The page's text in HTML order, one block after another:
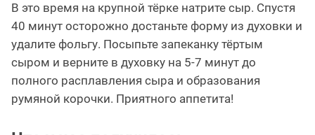
В это время на крупной тёрке натрите сыр. Спустя
40 минут осторожно достаньте форму из духовки и
удалите фольгу. Посыпьте запеканку тёртым
сыром и верните в духовку на 5-7 минут до
полного расплавления сыра и образования
румяной корочки. Приятного аппетита!